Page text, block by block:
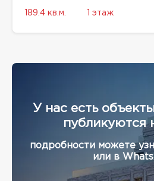
189.4 кв.м. 1 этаж
У нас есть
публикуются
подробности можете
или в